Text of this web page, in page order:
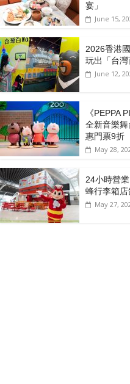
宴」
June 15,
2026香港
玩出「台灣
June 12,
《PEPPA
全新音樂
惠門票9折
May 28,
24小時營
蜂行李箱
May 27,